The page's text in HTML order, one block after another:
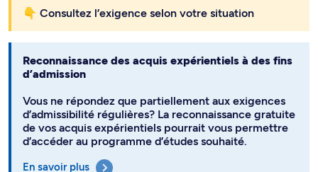
👇 Consultez l’exigence selon votre situation
Reconnaissance des acquis expérientiels à des fins
d’admission
Vous ne répondez que partiellement aux exigences
d’admissibilité régulières? La reconnaissance gratuite
de vos acquis expérientiels pourrait vous permettre
d’accéder au programme d’études souhaité.
En savoir plus